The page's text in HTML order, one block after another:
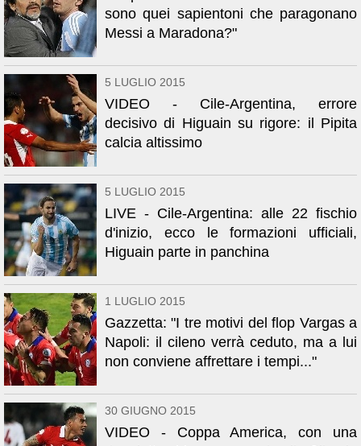
sono quei sapientoni che paragonano
Messi a Maradona?"
5 LUGLIO 2015
VIDEO - Cile-Argentina, errore
decisivo di Higuain su rigore: il Pipita
calcia altissimo
5 LUGLIO 2015
LIVE - Cile-Argentina: alle 22 fischio
d'inizio, ecco le formazioni ufficiali,
Higuain parte in panchina
1 LUGLIO 2015
Gazzetta: "I tre motivi del flop Vargas a
Napoli: il cileno verrà ceduto, ma a lui
non conviene affrettare i tempi..."
30 GIUGNO 2015
VIDEO - Coppa America, con una